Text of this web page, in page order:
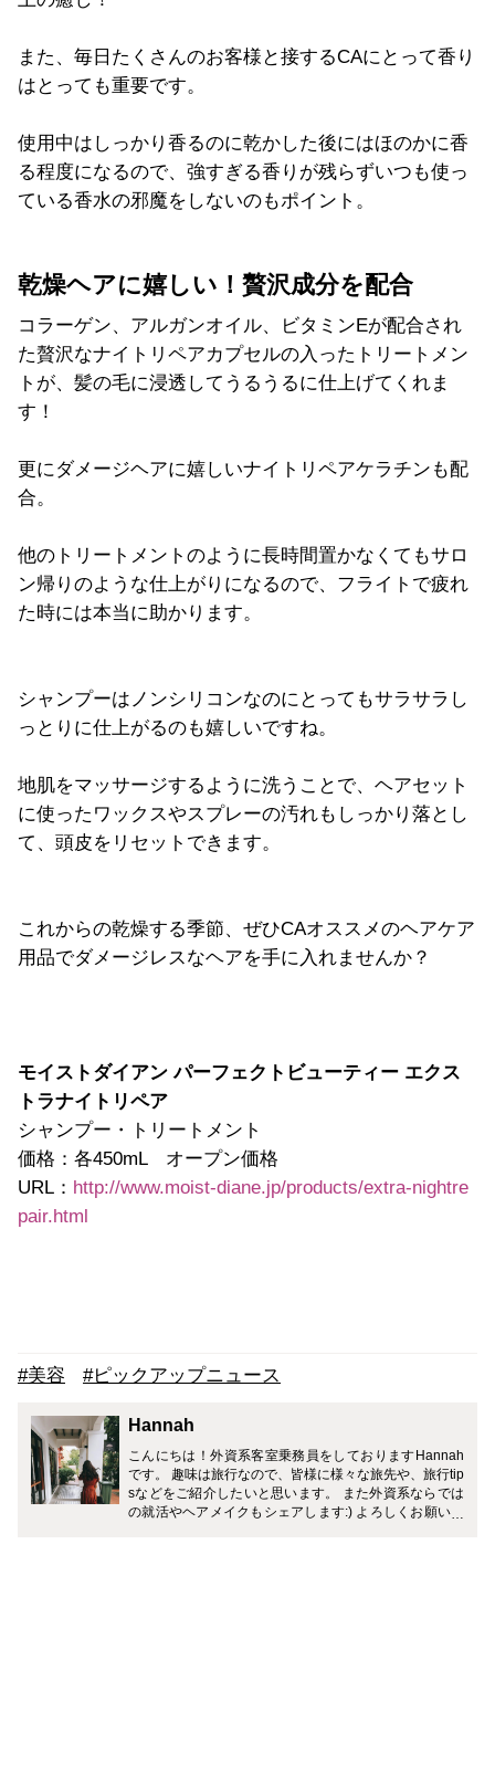
また、毎日たくさんのお客様と接するCAにとって香り
はとっても重要です。
使用中はしっかり香るのに乾かした後にはほのかに香
る程度になるので、強すぎる香りが残らずいつも使っ
ている香水の邪魔をしないのもポイント。
乾燥ヘアに嬉しい！贅沢成分を配合
コラーゲン、アルガンオイル、ビタミン Eが配合され
た贅沢なナイトリペアカプセルの入ったトリートメン
トが、髪の毛に浸透してうるうるに仕上げてくれま
す！
更にダメージヘアに嬉しいナイトリペアケラチンも配
合。
他のトリートメントのように長時間置かなくてもサロ
ン帰りのような仕上がりになるので、フライトで疲れ
た時には本当に助かります。
シャンプーはノンシリコンなのにとってもサラサラし
っとりに仕上がるのも嬉しいですね。
地肌をマッサージするように洗うことで、ヘアセット
に使ったワックスやスプレーの汚れもしっかり落とし
て、頭皮をリセットできます。
これからの乾燥する季節、ぜひCAオススメのヘアケア
用品でダメージレスなヘアを手に入れませんか？
モイストダイアン パーフェクトビューティー エクス
トラナイトリペア
シャンプー・トリートメント
価格：各450mL オープン価格
URL： http://www.moist-diane.jp/products/extra-nightre
pair.html
#美容 #ピックアップニュース
Hannah
こんにちは！外資系客室乗務員をしておりますHannah
です。 趣味は旅行なので、皆様に様々な旅先や、旅行tip
sなどをご紹介したいと思います。 また外資系ならでは
の就活やヘアメイクもシェアします:) よろしくお願いし